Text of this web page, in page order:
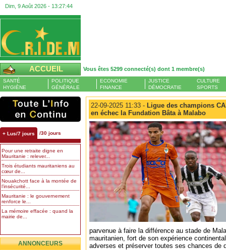
Dim, 9 Août 2026 - 13:27:45
ACCUEIL Vous êtes 5299 connecté(s) dont 1 membre(s)
SANTÉ
HYGIÈNE
POLITIQUE
GÉNÉRALE
ECONOMIE
FINANCE
JUSTICE
DÉMOCRATIE
CULTURE
SPORTS
+ Lus/7 jours /30 jours
Pour une retraite digne en
Mauritanie : relever...
Trois étudiants mauritaniens au
cœur de...
Nouakchott face à la montée de
l’insécurité...
Mauritanie : le gouvernement
renforce le...
La mémoire effacée : quand la
mairie de...
ANNONCEURS
22-09-2025 11:33 - Ligue des champions
en échec la Fundation Bâta à Malabo
parvenue à faire la différence au stade de
mauritanien, fort de son expérience
adverses et préserver toutes ses chances de